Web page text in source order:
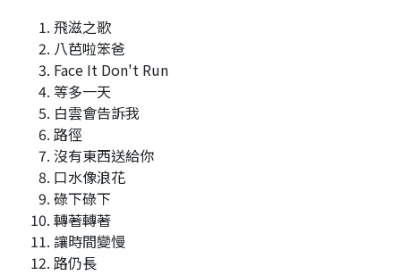
飛滋之歌
八芭啦笨爸
Face It Don't Run
等多一天
白雲會告訴我
路徑
沒有東西送給你
口水像浪花
碌下碌下
轉著轉著
讓時間變慢
路仍長